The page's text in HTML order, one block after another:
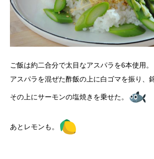
ご飯は約二合分で太目なアスパラを6本使用。
アスパラを混ぜた酢飯の上に白ゴマを振り、
その上にサーモンの塩焼きを乗せた。
あとレモンも。